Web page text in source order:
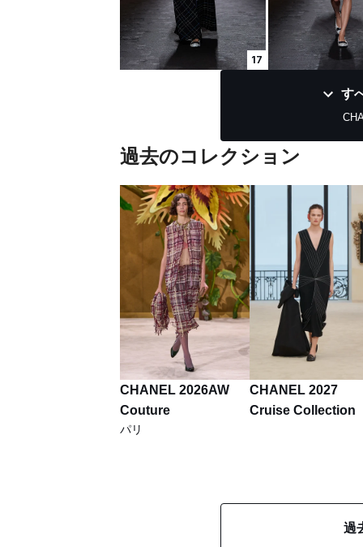
17
す
過去のコレクション
CHANEL 2026AW
Couture
パリ
CHANEL 2027
Cruise Collection
過